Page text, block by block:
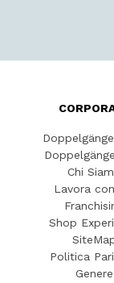
Chi
Lavora
Shop
Politica
Genere